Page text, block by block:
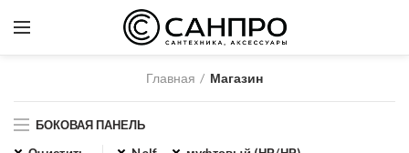
Главная Магазин
БОКОВАЯ ПАНЕЛЬ